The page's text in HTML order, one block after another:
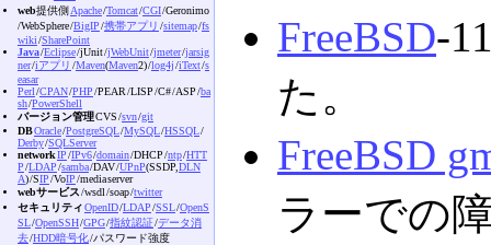
FreeBSD-
た。
FreeBSD
ラーでの
web提供側 Apache/Tomcat/CGI/Geronimo
/WebSphere /BigIP/携帯アプリ /sitemap/fs
wiki/SharePoint
Java/Eclipse/jUnit /jWebUnit/jmeter/jarsig
ner/iアプリ /Maven(Maven2) /log4j/iText/s
easar
Perl/CPAN/PHP/PEAR /LISP /C# /ASP /ba
sh/PowerShell
バージョン管理CVS /svn/git
DBOracle/PostgreSQL/MySQL/HSSQL/
Derby/SQLServer
networkIP/IPv6/domain/DHCP /ntp/HTT
P/LDAP/samba/DAV /UPnP(SSDP, DLN
A) /SIP/VoIP/media server
webサービス/wsdl /soap /twitter
セキュリティOpenID/LDAP/SSL/OpenS
SL/OpenSSH/GPG/指紋認証/データ消
去/HDD暗号化/パスワード強度